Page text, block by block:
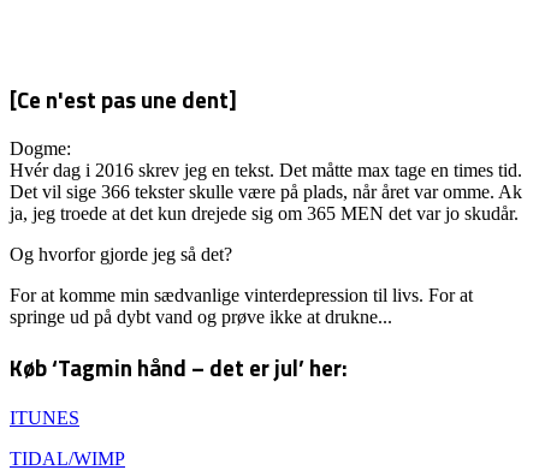
[Ce n'est pas une dent]
Dogme:
Hvér dag i 2016 skrev jeg en tekst. Det måtte max tage en times tid.
Det vil sige 366 tekster skulle være på plads, når året var omme. Ak
ja, jeg troede at det kun drejede sig om 365 MEN det var jo skudår.
Og hvorfor gjorde jeg så det?
For at komme min sædvanlige vinterdepression til livs. For at
springe ud på dybt vand og prøve ikke at drukne...
Køb ‘Tagmin hånd – det er jul’ her:
ITUNES
TIDAL/WIMP